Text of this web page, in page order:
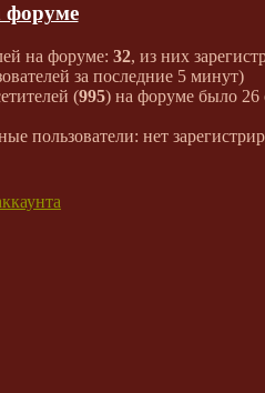
форуме
на форуме: 32, из них
за последние 5 минут)
(995) на форуме было 26
пользователи: нет